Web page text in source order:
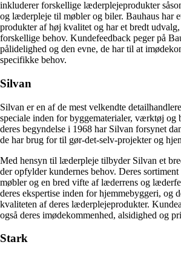
inkluderer forskellige læderplejeprodukter
og læderpleje til møbler og biler. Bauhaus har
produkter af høj kvalitet og har et bredt udvalg,
forskellige behov. Kundefeedback peger på
pålidelighed og den evne, de har til at
specifikke behov.
Silvan
Silvan er en af de mest velkendte
speciale inden for byggematerialer, værktøj og
deres begyndelse i 1968 har Silvan forsynet
de har brug for til gør-det-selv-projekter og
Med hensyn til læderpleje tilbyder Silvan et
der opfylder kundernes behov. Deres
møbler og en bred vifte af læderrens og
deres ekspertise inden for hjemmebyggeri, og
kvaliteten af deres læderplejeprodukter.
også deres imødekommenhed, alsidighed og
Stark